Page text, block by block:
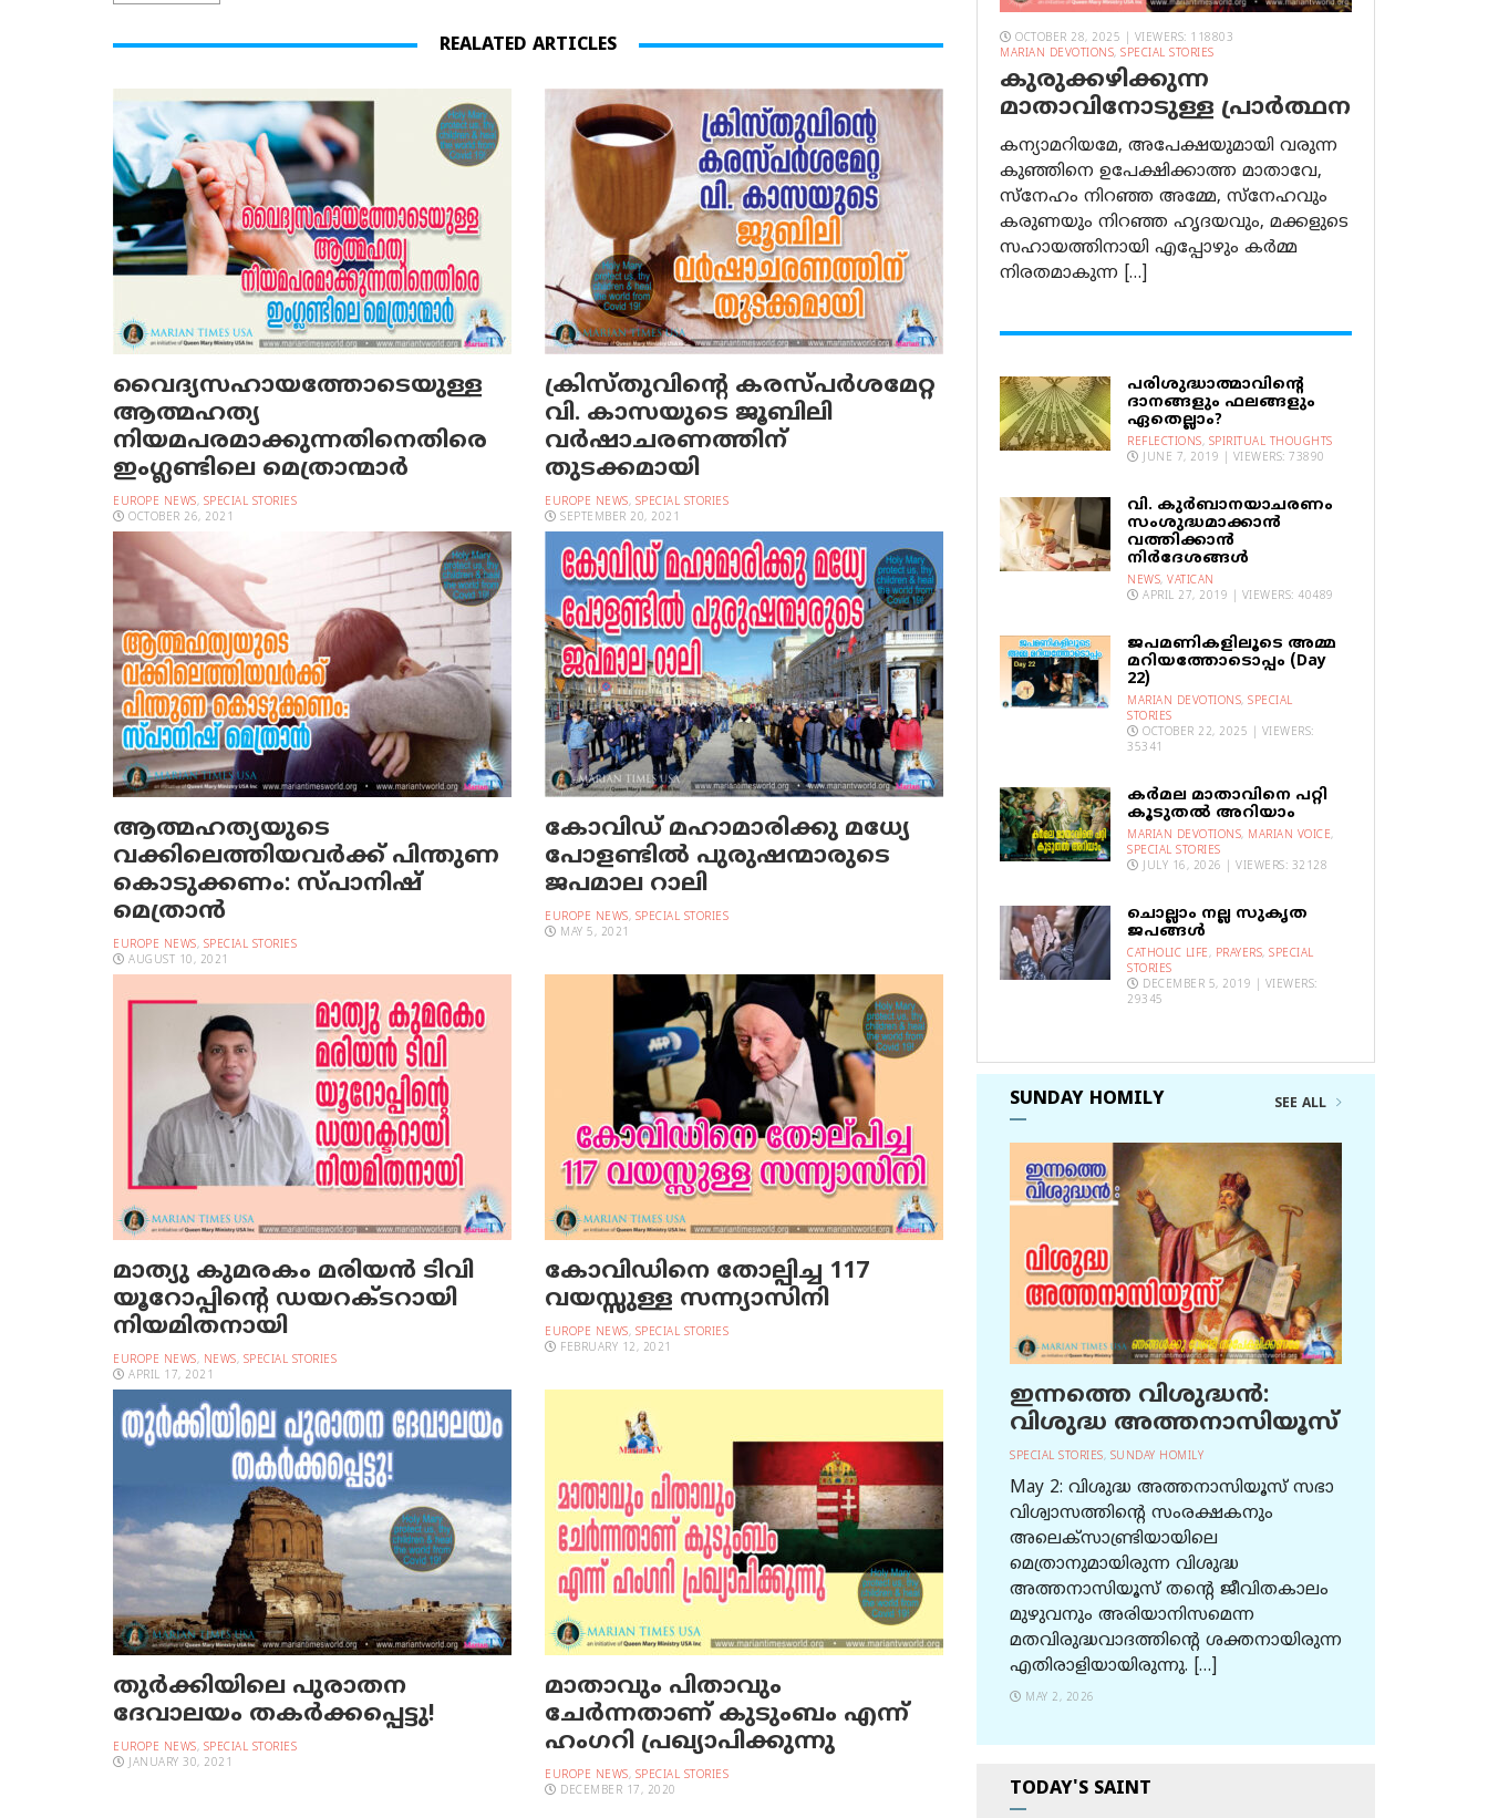
REALATED ARTICLES
വൈദ്യസഹായത്തോടെയുള്ള
ആത്മഹത്യ
നിയമപരമാക്കുന്നതിനെതിരെ
ഇംഗ്ലണ്ടിലെ മെത്രാന്മാര്‍
EUROPE NEWS, SPECIAL STORIES
OCTOBER 26, 2021
ക്രിസ്തുവിന്റെ കരസ്പര്‍ശമേറ്റ
വി. കാസയുടെ ജൂബിലി
വര്‍ഷാചരണത്തിന്
തുടക്കമായി
EUROPE NEWS, SPECIAL STORIES
SEPTEMBER 20, 2021
ആത്മഹത്യയുടെ
വക്കിലെത്തിയവര്‍ക്ക് പിന്തുണ
കൊടുക്കണം: സ്പാനിഷ്
മെത്രാന്‍
EUROPE NEWS, SPECIAL STORIES
AUGUST 10, 2021
കോവിഡ് മഹാമാരിക്കു മധ്യേ
പോളണ്ടില്‍ പുരുഷന്മാരുടെ
ജപമാല റാലി
EUROPE NEWS, SPECIAL STORIES
MAY 5, 2021
മാത്യു കുമരകം മരിയന്‍ ടിവി
യൂറോപ്പിന്റെ ഡയറക്ടറായി
നിയമിതനായി
EUROPE NEWS, NEWS, SPECIAL STORIES
APRIL 17, 2021
കോവിഡിനെ തോല്പിച്ച 117
വയസ്സുള്ള സന്ന്യാസിനി
EUROPE NEWS, SPECIAL STORIES
FEBRUARY 12, 2021
തുര്‍ക്കിയിലെ പുരാതന
ദേവാലയം തകര്‍ക്കപ്പെട്ടു!
EUROPE NEWS, SPECIAL STORIES
JANUARY 30, 2021
മാതാവും പിതാവും
ചേര്‍ന്നതാണ് കുടുംബം എന്ന്
ഹംഗറി പ്രഖ്യാപിക്കുന്നു
EUROPE NEWS, SPECIAL STORIES
DECEMBER 17, 2020
OCTOBER 28, 2025 | VIEWERS: 118803
MARIAN DEVOTIONS, SPECIAL STORIES
കുരുക്കഴിക്കുന്ന
മാതാവിനോടുള്ള പ്രാര്‍ത്ഥന
കന്യാമറിയമേ, അപേക്ഷയുമായി വരുന്ന
കുഞ്ഞിനെ ഉപേക്ഷിക്കാത്ത മാതാവേ,
സ്നേഹം നിറഞ്ഞ അമ്മേ, സ്നേഹവും
കരുണയും നിറഞ്ഞ ഹൃദയവും, മക്കളുടെ
സഹായത്തിനായി എപ്പോഴും കർമ്മ
നിരതമാകുന്ന […]
പരിശുദ്ധാത്മാവിന്റെ
ദാനങ്ങളും ഫലങ്ങളും
ഏതെല്ലാം?
REFLECTIONS, SPIRITUAL THOUGHTS
JUNE 7, 2019 | VIEWERS: 73890
വി. കുര്‍ബാനയാചരണം
സംശുദ്ധമാക്കാന്‍
വത്തിക്കാന്‍
നിര്‍ദേശങ്ങള്‍
NEWS, VATICAN
APRIL 27, 2019 | VIEWERS: 40489
ജപമണികളിലൂടെ അമ്മ
മറിയത്തോടൊപ്പം (Day
22)
MARIAN DEVOTIONS, SPECIAL
STORIES
OCTOBER 22, 2025 | VIEWERS:
35341
കര്‍മല മാതാവിനെ പറ്റി
കൂടുതല്‍ അറിയാം
MARIAN DEVOTIONS, MARIAN VOICE,
SPECIAL STORIES
JULY 16, 2026 | VIEWERS: 32128
ചൊല്ലാം നല്ല സുകൃത
ജപങ്ങൾ
CATHOLIC LIFE, PRAYERS, SPECIAL
STORIES
DECEMBER 5, 2019 | VIEWERS:
29345
SUNDAY HOMILY SEE ALL
ഇന്നത്തെ വിശുദ്ധന്‍:
വിശുദ്ധ അത്തനാസിയൂസ്
SPECIAL STORIES, SUNDAY HOMILY
May 2: വിശുദ്ധ അത്തനാസിയൂസ് സഭാ
വിശ്വാസത്തിന്റെ സംരക്ഷകനും
അലെക്സാണ്ട്രിയായിലെ
മെത്രാനുമായിരുന്ന വിശുദ്ധ
അത്തനാസിയൂസ് തന്റെ ജീവിതകാലം
മുഴുവനും അരിയാനിസമെന്ന
മതവിരുദ്ധവാദത്തിന്റെ ശക്തനായിരുന്ന
എതിരാളിയായിരുന്നു. […]
MAY 2, 2026
TODAY'S SAINT